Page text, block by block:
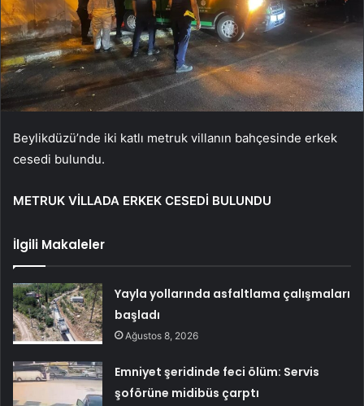
Beylikdüzü’nde iki katlı metruk villanın bahçesinde erkek
cesedi bulundu.
METRUK VİLLADA ERKEK CESEDİ BULUNDU
İlgili Makaleler
Yayla yollarında asfaltlama çalışmaları
başladı
Ağustos 8, 2026
Emniyet şeridinde feci ölüm: Servis
şoförüne midibüs çarptı